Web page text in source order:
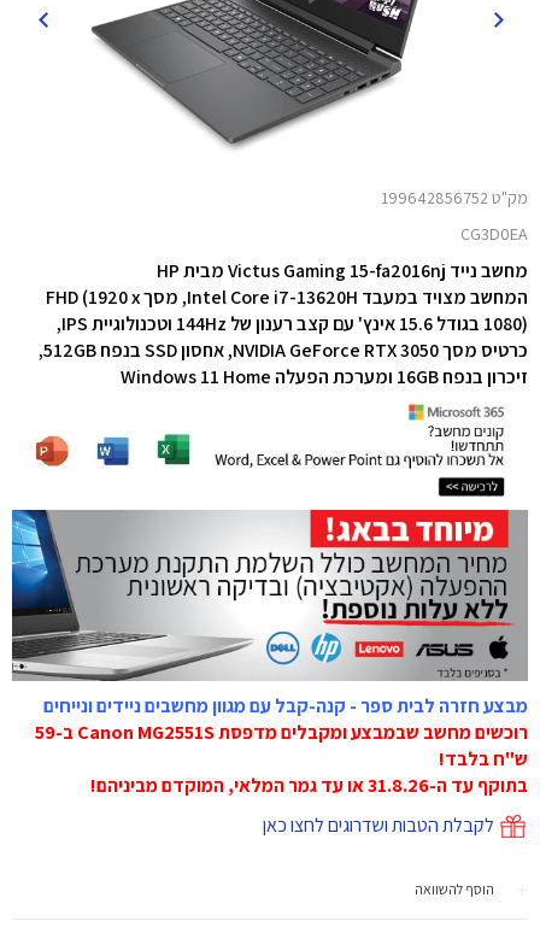
מק"ט 199642856752
CG3D0EA
מחשב נייד Victus Gaming 15-fa2016nj מבית HP
המחשב מצויד במעבד Intel Core i7-13620H,
מסך FHD (1920 x
1080) בגודל 15.6 אינץ' עם קצב רענון של 144Hz וטכנולוגיית IPS,
כרטיס מסך NVIDIA GeForce RTX 3050,
אחסון SSD בנפח 512GB,
זיכרון בנפח 16GB
ומערכת הפעלה Windows 11 Home
מבצע חזרה לבית ספר - קנה-קבל עם מגוון מחשבים ניידים ונייחים
רוכשים מחשב שבמבצע ומקבלים מדפסת Canon MG2551S ב-59
ש"ח בלבד!
בתוקף עד ה-31.8.26 או עד גמר המלאי, המוקדם מביניהם!
לקבלת הטבות ושדרוגים לחצו כאן
הוסף להשוואה